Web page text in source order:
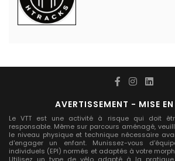
AVERTISSEMENT - MISE
Le VTT est une activité à risque qui doit
responsable. Même sur parcours aménagé,
le niveau physique et technique nécessaire
d'engager un enfant. Munissez-vous
individuels (EPI) normés et adaptés à votre
Utilisez un type de vélo adapté à la